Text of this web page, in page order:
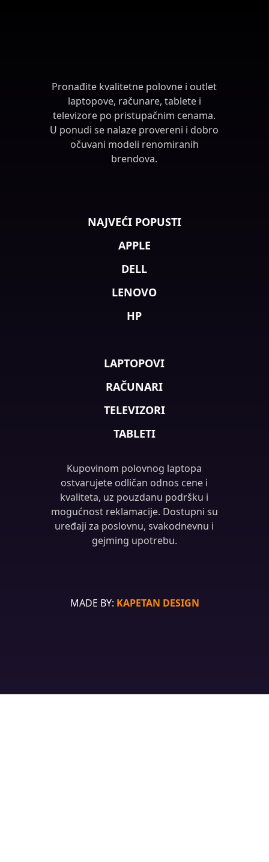
Pronađite kvalitetne polovne i outlet
laptopove, računare, tablete i
televizore po pristupačnim cenama.
U ponudi se nalaze provereni i dobro
očuvani modeli renomiranih
brendova.
NAJVEĆI POPUSTI
APPLE
DELL
LENOVO
HP
LAPTOPOVI
RAČUNARI
TELEVIZORI
TABLETI
Kupovinom polovnog laptopa
ostvarujete odličan odnos cene i
kvaliteta, uz pouzdanu podršku i
mogućnost reklamacije. Dostupni su
uređaji za poslovnu, svakodnevnu i
gejming upotrebu.
MADE BY: KAPETAN DESIGN